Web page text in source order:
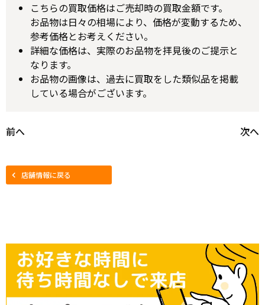
こちらの買取価格はご売却時の買取金額です。
お品物は日々の相場により、価格が変動するため、
参考価格とお考えください。
詳細な価格は、実際のお品物を拝見後のご提示と
なります。
お品物の画像は、過去に買取をした類似品を掲載
している場合がございます。
前へ 次へ
店舗情報に戻る